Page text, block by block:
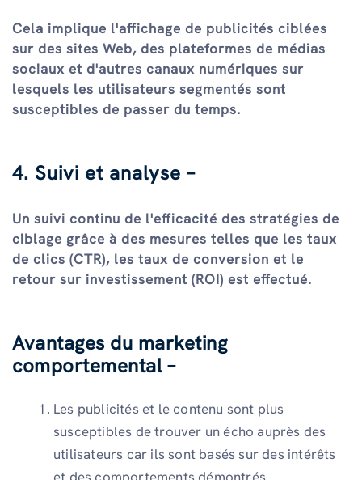
Cela implique l'affichage de publicités ciblées
sur des sites Web, des plateformes de médias
sociaux et d'autres canaux numériques sur
lesquels les utilisateurs segmentés sont
susceptibles de passer du temps.
4. Suivi et analyse –
Un suivi continu de l'efficacité des stratégies de
ciblage grâce à des mesures telles que les taux
de clics (CTR), les taux de conversion et le
retour sur investissement (ROI) est effectué.
Avantages du marketing
comportemental –
Les publicités et le contenu sont plus
susceptibles de trouver un écho auprès des
utilisateurs car ils sont basés sur des intérêts